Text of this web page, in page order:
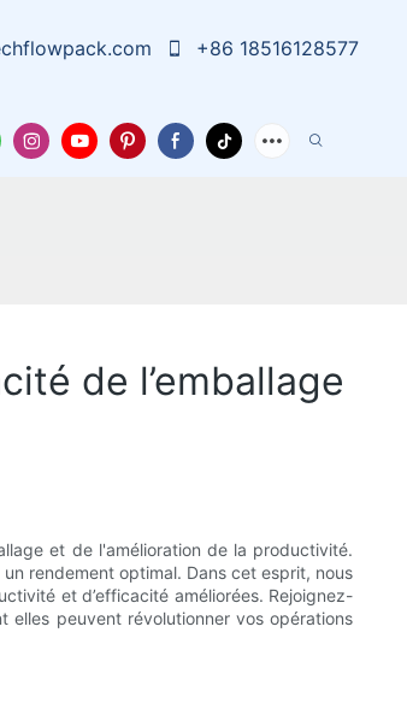
+86 18516128577
À Propos De Nous Cas Nouvelles
de l’emballage
et de l'amélioration de la productivité.
rendement optimal. Dans cet esprit, nous
et d’efficacité améliorées. Rejoignez-
elles peuvent révolutionner vos opérations